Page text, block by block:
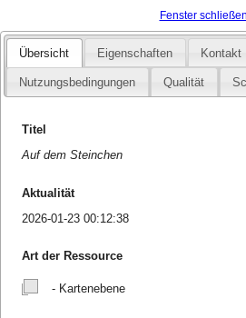
Fenster schließen
Übersicht Eigenschaften Kontakt
Nutzungsbedingungen Qualität
Titel
Auf dem Steinchen
Aktualität
2026-01-23 00:12:38
Art der Ressource
- Kartenebene